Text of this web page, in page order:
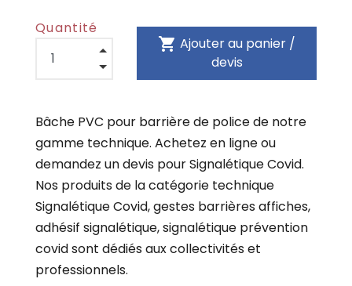
Quantité
shopping_cart Ajouter au panier /
devis
Bâche PVC pour barrière de police de notre
gamme technique. Achetez en ligne ou
demandez un devis pour Signalétique Covid.
Nos produits de la catégorie technique
Signalétique Covid, gestes barrières affiches,
adhésif signalétique, signalétique prévention
covid sont dédiés aux collectivités et
professionnels.